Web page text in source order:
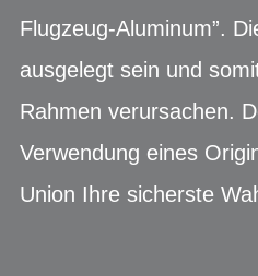
Flugzeug-Aluminum”.
ausgelegt sein und
Rahmen verursachen.
Verwendung eines
Union Ihre sicherste